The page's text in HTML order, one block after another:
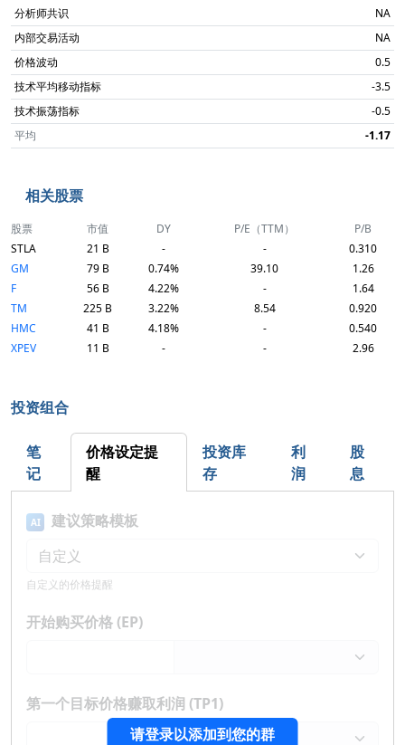
分析师共识
NA
内部交易活动
NA
价格波动
0.5
技术平均移动指标
-3.5
技术振荡指标
-0.5
平均
-1.17
相关股票
股票 市值 DY P/E（TTM）
P/B
STLA
21 B - -
0.310
GM
79 B 0.74% 39.10
1.26
F
56 B 4.22% -
1.64
TM
225 B 3.22% 8.54
0.920
HMC
41 B 4.18% -
0.540
XPEV
11 B - - 2.96
投资组合
笔
记
价格设定提
醒
投资库
存
利
润
股
息
请登录以添加到您的群
AI 建议策略模板
自定义的价格提醒
开始购买价格 (EP)
第一个目标价格赚取利润 (TP1)